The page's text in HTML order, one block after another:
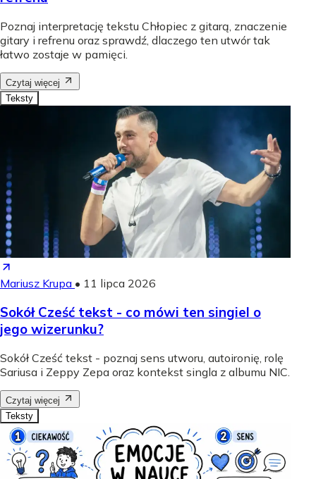
Poznaj interpretację tekstu Chłopiec z gitarą, znaczenie
gitary i refrenu oraz sprawdź, dlaczego ten utwór tak
łatwo zostaje w pamięci.
Czytaj więcej
Teksty
Mariusz Krupa • 11 lipca 2026
Sokół Cześć tekst - co mówi ten singiel o
jego wizerunku?
Sokół Cześć tekst - poznaj sens utworu, autoironię, rolę
Sariusa i Zeppy Zepa oraz kontekst singla z albumu NIC.
Czytaj więcej
Teksty